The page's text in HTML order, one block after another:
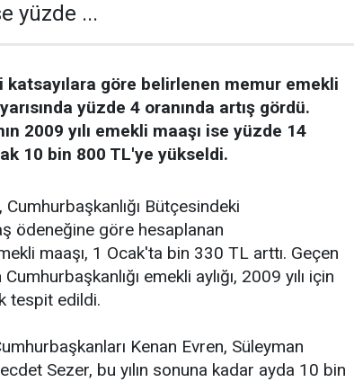
yüzde ...
katsayılara göre belirlenen memur emekli
yüzde 4 oranında artış gördü.
2009 yılı emekli maaşı ise yüzde 14
10 bin 800 TL'ye yükseldi.
Bütçesindeki
ödeneğine göre hesaplanan
maaşı, 1 Ocak'ta bin 330 TL arttı. Geçen
emekli aylığı, 2009 yılı için
tespit edildi.
Kenan Evren, Süleyman
Sezer, bu yılın sonuna kadar ayda 10 bin